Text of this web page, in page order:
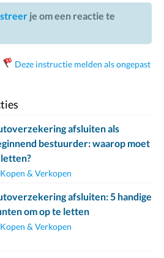
je om een reactie te
Deze instructie melden als ongepast
afsluiten als
bestuurder: waarop moet
Kopen & Verkopen
afsluiten: 5 handige
om op te letten
Kopen & Verkopen